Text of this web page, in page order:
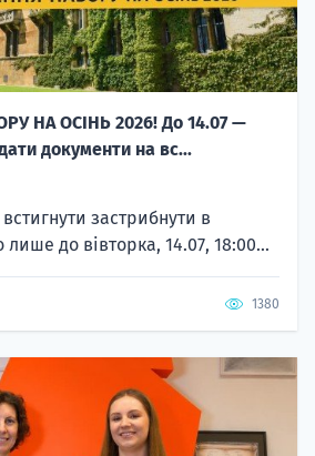
НА ОСІНЬ 2026! До 14.07 —
документи на вс...
застрибнути в
лише до вівторка, 14.07, 18:00...
1380